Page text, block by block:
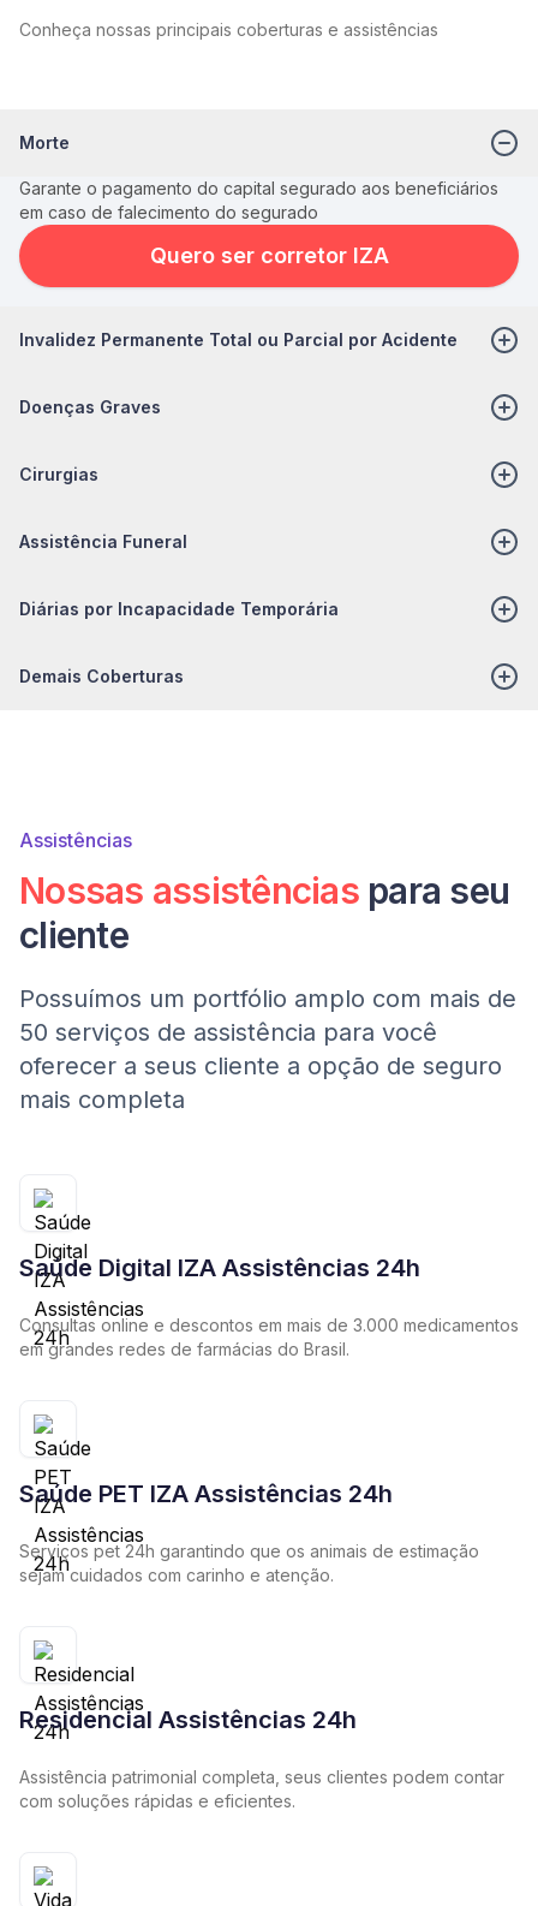
Conheça nossas principais coberturas e assistências
Morte
Garante o pagamento do capital segurado aos beneficiários
em caso de falecimento do segurado
Quero ser corretor IZA
Invalidez Permanente Total ou Parcial por Acidente
Doenças Graves
Cirurgias
Assistência Funeral
Diárias por Incapacidade Temporária
Demais Coberturas
Assistências
Nossas assistênciaspara seu
cliente
Possuímos um portfólio amplo com mais de
50 serviços de assistência para você
oferecer a seus cliente a opção de seguro
mais completa
Saúde Digital IZA Assistências 24h
Consultas online e descontos em mais de 3.000 medicamentos
em grandes redes de farmácias do Brasil.
Saúde PET IZA Assistências 24h
Serviços pet 24h garantindo que os animais de estimação
sejam cuidados com carinho e atenção.
Residencial Assistências 24h
Assistência patrimonial completa, seus clientes podem contar
com soluções rápidas e eficientes.